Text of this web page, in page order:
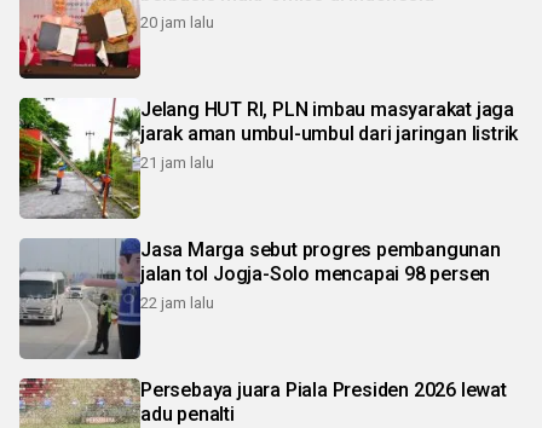
20 jam lalu
Jelang HUT RI, PLN imbau masyarakat jaga
jarak aman umbul-umbul dari jaringan listrik
21 jam lalu
Jasa Marga sebut progres pembangunan
jalan tol Jogja-Solo mencapai 98 persen
22 jam lalu
Persebaya juara Piala Presiden 2026 lewat
adu penalti